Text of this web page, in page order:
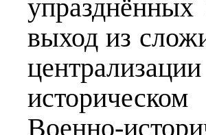
выход из
Военно-